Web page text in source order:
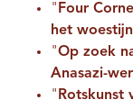
" Four
het
"Op zoek
Anasazi-
" Rotskunst